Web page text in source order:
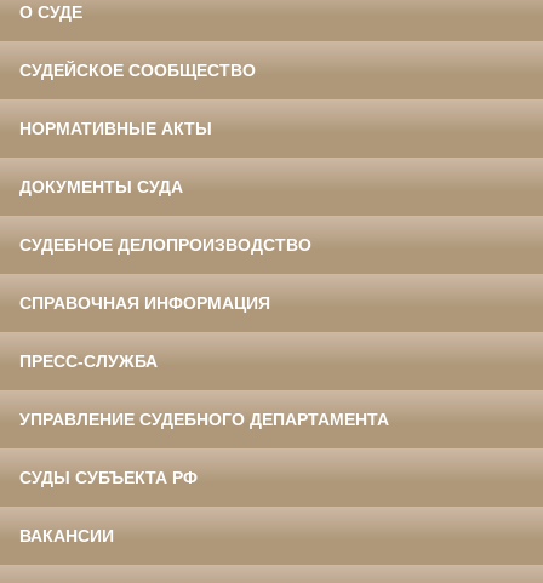
О СУДЕ
СУДЕЙСКОЕ СООБЩЕСТВО
НОРМАТИВНЫЕ АКТЫ
ДОКУМЕНТЫ СУДА
СУДЕБНОЕ ДЕЛОПРОИЗВОДСТВО
СПРАВОЧНАЯ ИНФОРМАЦИЯ
ПРЕСС-СЛУЖБА
УПРАВЛЕНИЕ СУДЕБНОГО ДЕПАРТАМЕНТА
СУДЫ СУБЪЕКТА РФ
ВАКАНСИИ